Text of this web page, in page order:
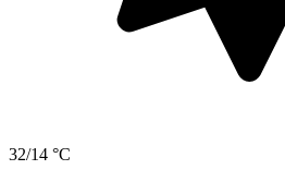
32/14 °C